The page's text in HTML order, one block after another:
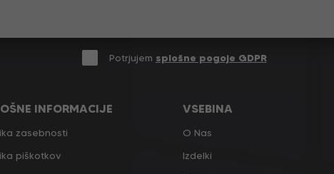
Potrjujem splošne pogoje GDPR
INFORMACIJE
zasebnosti
piškotkov
VSEBINA
O Nas
Izdelki